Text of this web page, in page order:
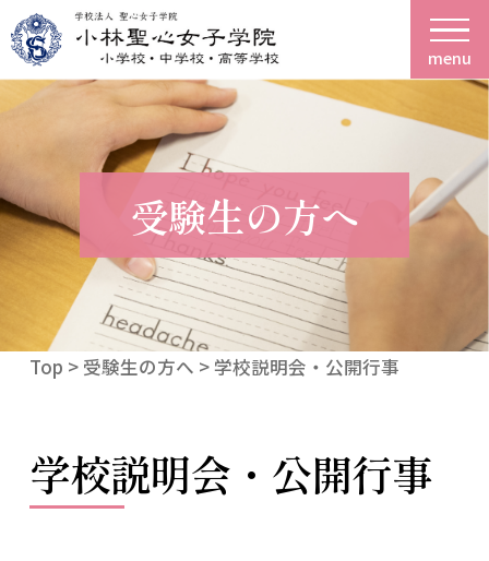
menu
受験生の方へ
Top > 受験生の方へ > 学校説明会・公開行事
学校説明会・公開行事